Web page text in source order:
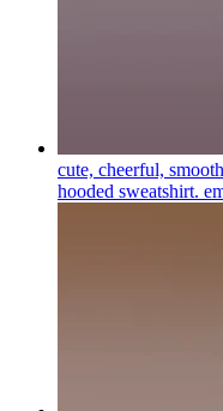
cute, cheerful,
hooded sweatshirt.